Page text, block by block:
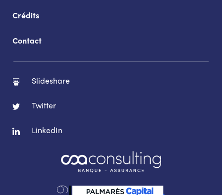
Crédits
Contact
Slideshare
Twitter
LinkedIn